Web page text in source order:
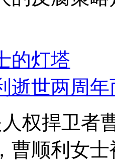
的灯塔
世两周年
权捍卫者
曹顺利女